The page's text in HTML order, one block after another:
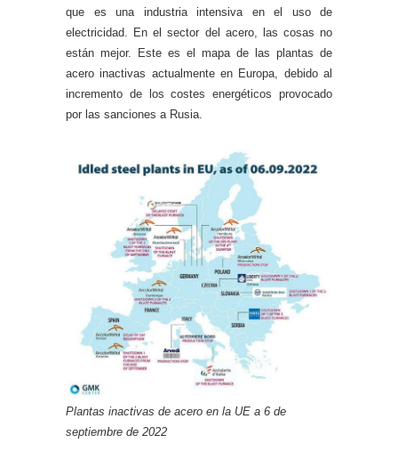
que es una industria intensiva en el uso de
electricidad. En el sector del acero, las cosas no
están mejor. Este es el mapa de las plantas de
acero inactivas actualmente en Europa, debido al
incremento de los costes energéticos provocado
por las sanciones a Rusia.
Plantas inactivas de acero en la UE a 6 de
septiembre de 2022